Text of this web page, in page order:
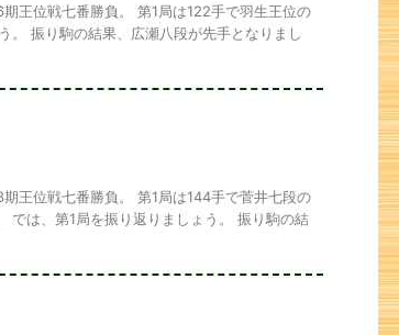
王位戦七番勝負。 第1局は122手で羽生王位の
。 振り駒の結果、広瀬八段が先手となりまし
王位戦七番勝負。 第1局は144手で菅井七段の
では、第1局を振り返りましょう。 振り駒の結